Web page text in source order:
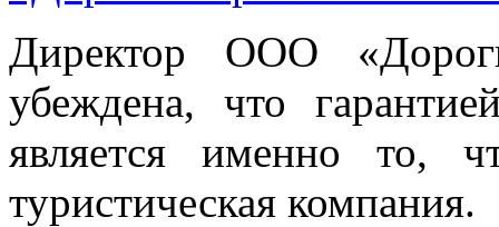
Директор ООО
убеждена, что
является именно то,
туристическая компания.